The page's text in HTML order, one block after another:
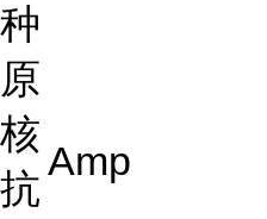
种
原
核
抗
Amp